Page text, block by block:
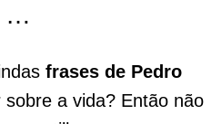
…
frases de Pedro
sobre a vida? Então não